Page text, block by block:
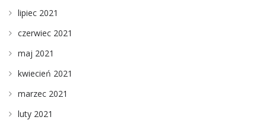
lipiec 2021
czerwiec 2021
maj 2021
kwiecień 2021
marzec 2021
luty 2021